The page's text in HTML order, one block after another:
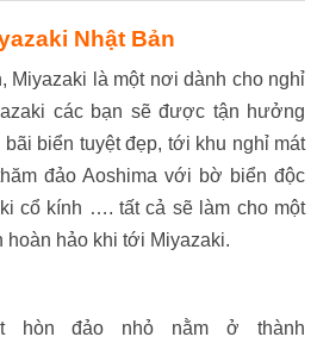
Nhật Bản
Miyazaki là một nơi dành cho nghỉ
các bạn sẽ được tận hưởng
biển tuyệt đẹp, tới khu nghỉ mát
đảo Aoshima với bờ biển độc
cổ kính …. tất cả sẽ làm cho một
hoàn hảo khi tới Miyazaki.
hòn đảo nhỏ nằm ở thành